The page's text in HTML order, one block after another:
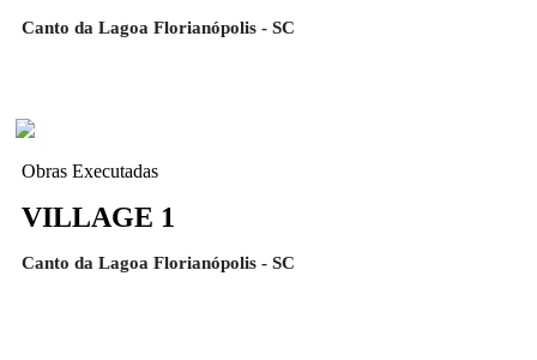
Canto da Lagoa Florianópolis - SC
Obras Executadas
VILLAGE 1
Canto da Lagoa Florianópolis - SC